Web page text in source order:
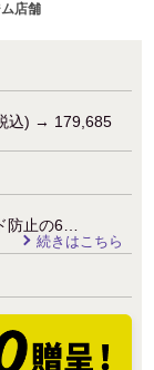
店舗
込) → 179,685
防止の6…
続きはこちら